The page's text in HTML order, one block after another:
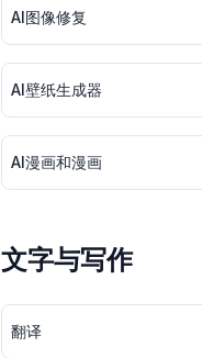
AI图像修复
AI壁纸生成器
AI漫画和漫画
文字与写作
翻译